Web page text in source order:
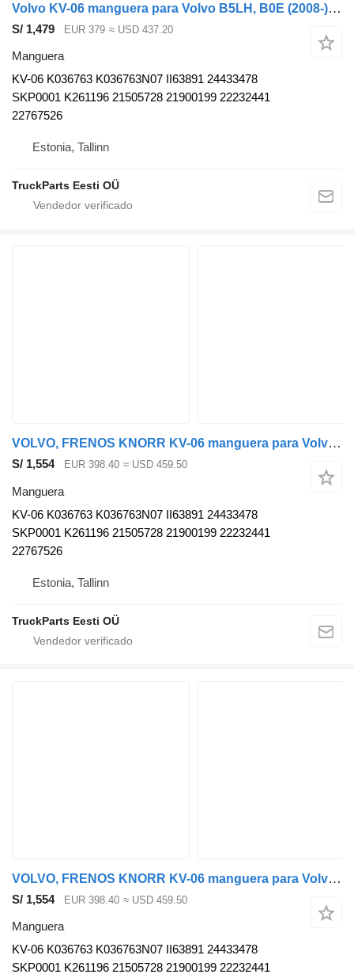
Volvo KV-06 manguera para Volvo B5LH, B0E (2008-) autobús
S/ 1,479 EUR 379 ≈ USD 437.20
Manguera
KV-06 K036763 K036763N07 II63891 24433478
SKP0001 K261196 21505728 21900199 22232441
22767526
Estonia, Tallinn
TruckParts Eesti OÜ
VOLVO, FRENOS KNORR KV-06 manguera para Volvo B5LH, B0E (2008-) autobús
S/ 1,554 EUR 398.40 ≈ USD 459.50
Manguera
KV-06 K036763 K036763N07 II63891 24433478
SKP0001 K261196 21505728 21900199 22232441
22767526
Estonia, Tallinn
TruckParts Eesti OÜ
VOLVO, FRENOS KNORR KV-06 manguera para Volvo B5LH, B0E (2008-) autobús
S/ 1,554 EUR 398.40 ≈ USD 459.50
Manguera
KV-06 K036763 K036763N07 II63891 24433478
SKP0001 K261196 21505728 21900199 22232441